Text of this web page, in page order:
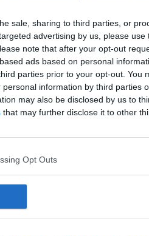
sale, sharing to third parties, or
advertising by us, please
note that after your opt-out
ads based on personal
parties prior to your opt-out. You
information by third parties
may also be disclosed by us to
that may further disclose it to other
Opt Outs
insieme al biglietto d'ingresso
relativi accompagnatori, che
Nord. Per loro, entro le ore 19
alla
di posta.